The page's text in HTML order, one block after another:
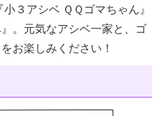
３アシベ ＱＱゴマちゃん』
。元気なアシベ一家と、ゴ
お楽しみください！